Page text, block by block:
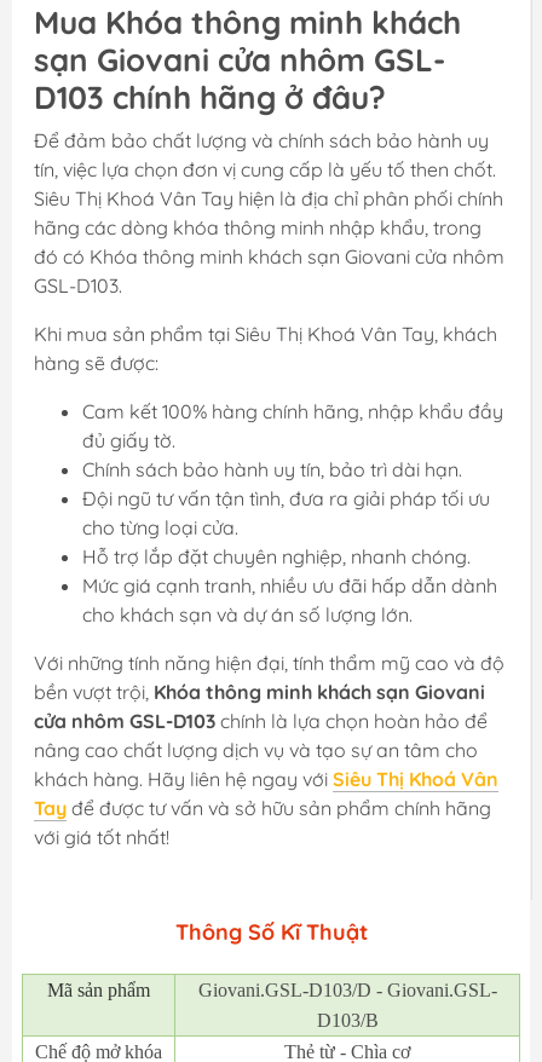
Mua Khóa thông minh khách
sạn Giovani cửa nhôm GSL-
D103 chính hãng ở đâu?
Để đảm bảo chất lượng và chính sách bảo hành uy
tín, việc lựa chọn đơn vị cung cấp là yếu tố then chốt.
Siêu Thị Khoá Vân Tay hiện là địa chỉ phân phối chính
hãng các dòng khóa thông minh nhập khẩu, trong
đó có Khóa thông minh khách sạn Giovani cửa nhôm
GSL-D103.
Khi mua sản phẩm tại Siêu Thị Khoá Vân Tay, khách
hàng sẽ được:
Cam kết 100% hàng chính hãng, nhập khẩu đầy
đủ giấy tờ.
Chính sách bảo hành uy tín, bảo trì dài hạn.
Đội ngũ tư vấn tận tình, đưa ra giải pháp tối ưu
cho từng loại cửa.
Hỗ trợ lắp đặt chuyên nghiệp, nhanh chóng.
Mức giá cạnh tranh, nhiều ưu đãi hấp dẫn dành
cho khách sạn và dự án số lượng lớn.
Với những tính năng hiện đại, tính thẩm mỹ cao và độ
bền vượt trội, Khóa thông minh khách sạn Giovani
cửa nhôm GSL-D103 chính là lựa chọn hoàn hảo để
nâng cao chất lượng dịch vụ và tạo sự an tâm cho
khách hàng. Hãy liên hệ ngay với Siêu Thị Khoá Vân
Tay để được tư vấn và sở hữu sản phẩm chính hãng
với giá tốt nhất!
Thông Số Kĩ Thuật
Mã sản phẩm
Giovani.GSL-D103/D - Giovani.GSL-
D103/B
Chế độ mở khóa
Thẻ từ - Chìa cơ